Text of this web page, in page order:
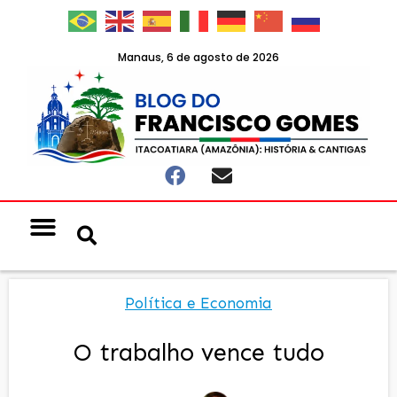
Manaus, 6 de agosto de 2026
Política e Economia
O trabalho vence tudo